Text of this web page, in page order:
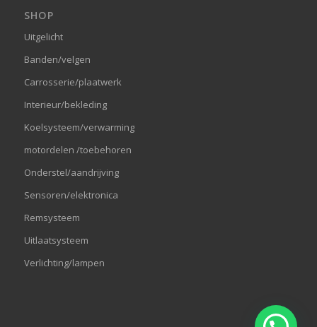
SHOP
Uitgelicht
Banden/velgen
Carrosserie/plaatwerk
Interieur/bekleding
Koelsysteem/verwarming
motordelen /toebehoren
Onderstel/aandrijving
Sensoren/elektronica
Remsysteem
Uitlaatsysteem
Verlichting/lampen